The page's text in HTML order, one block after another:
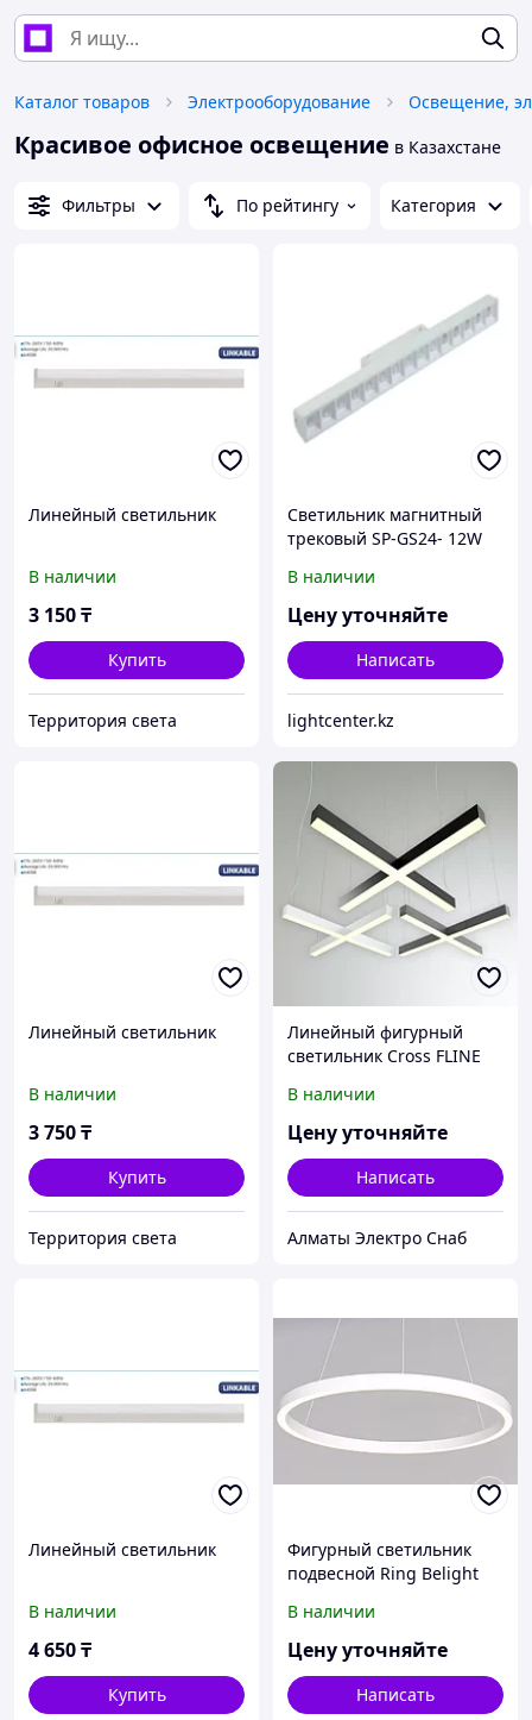
Каталог товаров Электрооборудование Освещение,
Красивое офисное освещение в Казахстане
Фильтры По рейтингу Категория
Линейный светильник
В наличии
3 150₸
Купить
Территория света
Светильник магнитный
трековый SP-GS24- 12W
В наличии
Цену уточняйте
Написать
lightcenter.kz
Линейный светильник
В наличии
3 750₸
Купить
Территория света
Линейный фигурный
светильник Cross FLINE
В наличии
Цену уточняйте
Написать
Алматы Электро Снаб
Линейный светильник
В наличии
4 650₸
Купить
Фигурный светильник
подвесной Ring Belight
В наличии
Цену уточняйте
Написать